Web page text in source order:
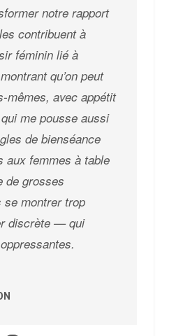
notre rapport
contribuent à
féminin lié à
qu’on peut
mêmes, avec appétit
me pousse aussi
de bienséance
aux femmes à table
de grosses
se montrer trop
discrète — qui